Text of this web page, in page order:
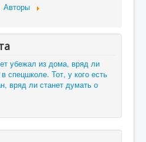
Авторы
убежал из дома, вряд ли
спецшколе. Тот, у кого есть
вряд ли станет думать о